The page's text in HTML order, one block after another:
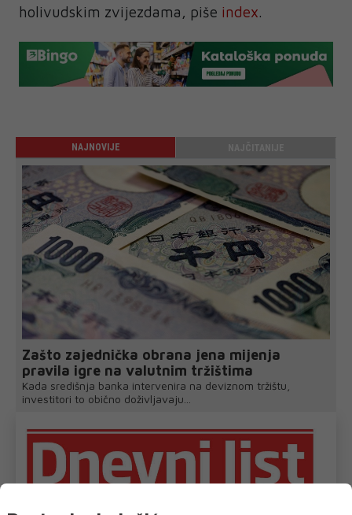
holivudskim zvijezdama, piše index.
NAJNOVIJE
Zašto zajednička obrana jena mijenja
pravila igre na valutnim tržištima
Kada središnja banka intervenira na deviznom tržištu,
investitori to obično doživljavaju...